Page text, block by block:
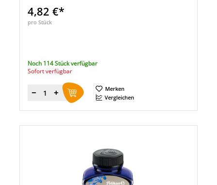
4,82 €*
pro Stück
Noch 114 Stück verfügbar
Sofort verfügbar
Menge
Merken
Vergleichen